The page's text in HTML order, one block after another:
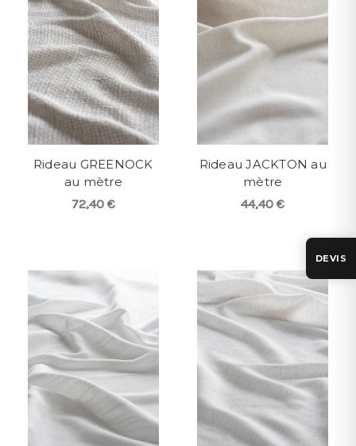
Rideau GREENOCK
au mètre
72,40 €
Rideau JACKTON au
mètre
44,40 €
DEVIS